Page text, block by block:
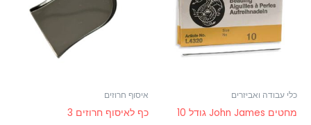
כלי עבודה ואביזרים
מחטים John James גודל 10
איסוף חרוזים
כף לאיסוף חרוזים 3